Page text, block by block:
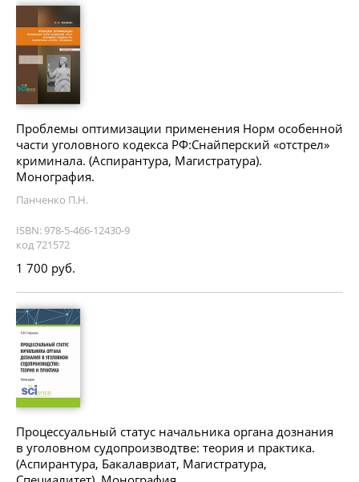
Проблемы оптимизации применения Норм особенной
части уголовного кодекса РФ:Снайперский «отстрел»
криминала. (Аспирантура, Магистратура).
Монография.
Панченко П.Н.
ISBN: 978-5-466-12430-9
код 721572
1 700 руб.
Процессуальный статус начальника органа дознания
в уголовном судопроизводтве: теория и практика.
(Аспирантура, Бакалавриат, Магистратура,